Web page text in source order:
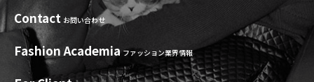
Contact お問い合わせ
Fashion Academia ファッション業界情報